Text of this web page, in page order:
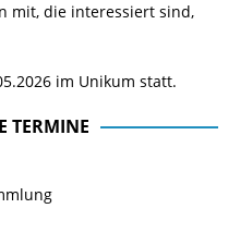
mit, die interessiert sind,
im Unikum statt.
TERMINE